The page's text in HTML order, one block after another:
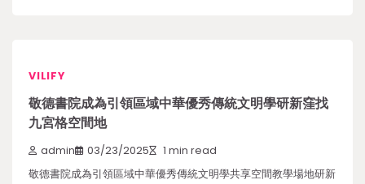
VILIFY
敬德書院成為引領區域中華優秀傳統文明學研新窪找
九宮格空間地
admin 03/23/2025 1 min read
敬德書院成為引領區域中華優秀傳統文明學共享空間教學場地研新